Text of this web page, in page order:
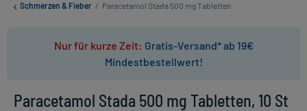
Schmerzen & Fieber / Paracetamol Stada 500 mg Tabletten
Nur für kurze Zeit: Gratis-Versand* ab 19€
Mindestbestellwert!
Paracetamol Stada 500 mg Tabletten, 10 St